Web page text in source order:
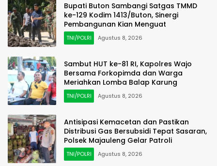
Bupati Buton Sambangi Satgas TMMD
ke-129 Kodim 1413/Buton, Sinergi
Pembangunan Kian Menguat
TNI/POLRI Agustus 8, 2026
Sambut HUT ke-81 RI, Kapolres Wajo
Bersama Forkopimda dan Warga
Meriahkan Lomba Balap Karung
TNI/POLRI Agustus 8, 2026
Antisipasi Kemacetan dan Pastikan
Distribusi Gas Bersubsidi Tepat Sasaran,
Polsek Majauleng Gelar Patroli
TNI/POLRI Agustus 8, 2026